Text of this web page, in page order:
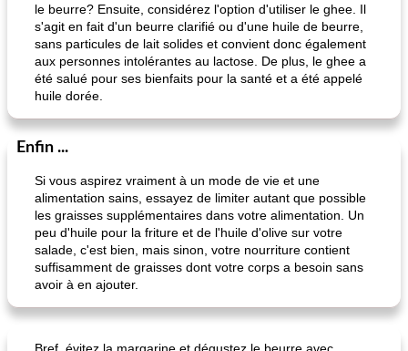
le beurre? Ensuite, considérez l'option d'utiliser le ghee. Il
s'agit en fait d'un beurre clarifié ou d'une huile de beurre,
sans particules de lait solides et convient donc également
aux personnes intolérantes au lactose. De plus, le ghee a
été salué pour ses bienfaits pour la santé et a été appelé
huile dorée.
Enfin ...
Si vous aspirez vraiment à un mode de vie et une
alimentation sains, essayez de limiter autant que possible
les graisses supplémentaires dans votre alimentation. Un
peu d'huile pour la friture et de l'huile d'olive sur votre
salade, c'est bien, mais sinon, votre nourriture contient
suffisamment de graisses dont votre corps a besoin sans
avoir à en ajouter.